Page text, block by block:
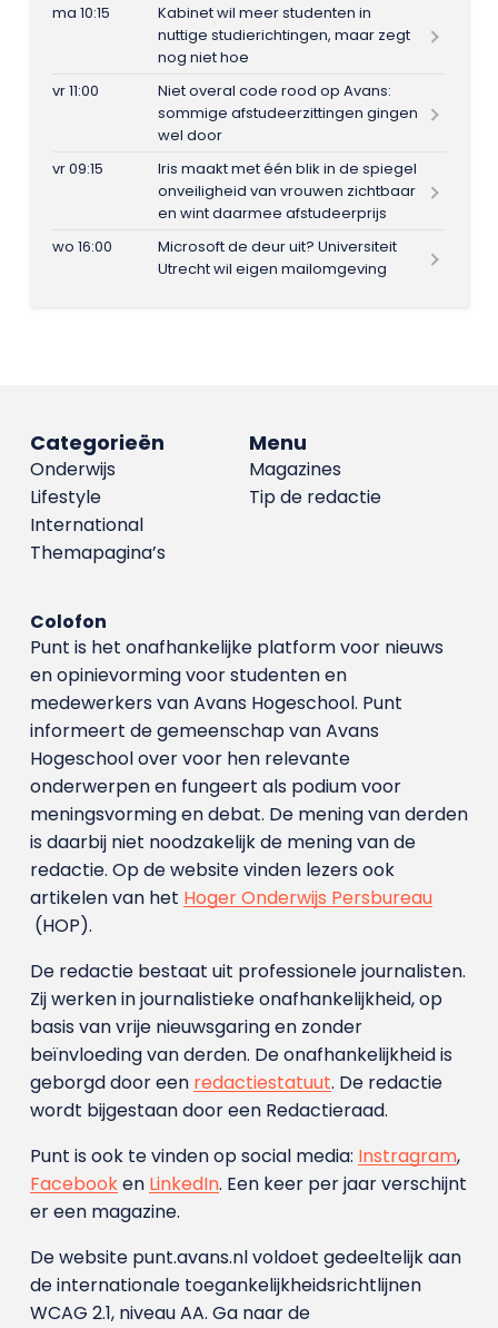
ma 10:15
Kabinet wil meer studenten in
nuttige studierichtingen, maar zegt
nog niet hoe
vr 11:00
Niet overal code rood op Avans:
sommige afstudeerzittingen gingen
wel door
vr 09:15
Iris maakt met één blik in de spiegel
onveiligheid van vrouwen zichtbaar
en wint daarmee afstudeerprijs
wo 16:00
Microsoft de deur uit? Universiteit
Utrecht wil eigen mailomgeving
Menu
Magazines
Tip de redactie
Categorieën
Onderwijs
Lifestyle
International
Themapagina’s
Colofon
Punt is het onafhankelijke platform voor nieuws
en opinievorming voor studenten en
medewerkers van Avans Hoge­school. Punt
informeert de gemeenschap van Avans
Hogeschool over voor hen relevante
onderwerpen en fungeert als podium voor
meningsvorming en debat. De mening van derden
is daarbij niet noodzakelijk de mening van de
redactie. Op de website vinden lezers ook
artikelen van het Hoger Onderwijs Persbureau
(HOP).
De redactie bestaat uit professionele journalisten.
Zij werken in journalistieke onafhankelijkheid, op
basis van vrije nieuwsgaring en zonder
beïnvloeding van derden. De onafhankelijkheid is
geborgd door een redactiestatuut. De redactie
wordt bijgestaan door een Redactieraad.
Punt is ook te vinden op social media: Instragram,
Facebooken LinkedIn. Een keer per jaar verschijnt
er een magazine.
De website punt.avans.nl voldoet gedeeltelijk aan
de internationale toegankelijkheidsrichtlijnen
WCAG 2.1, niveau AA. Ga naar de